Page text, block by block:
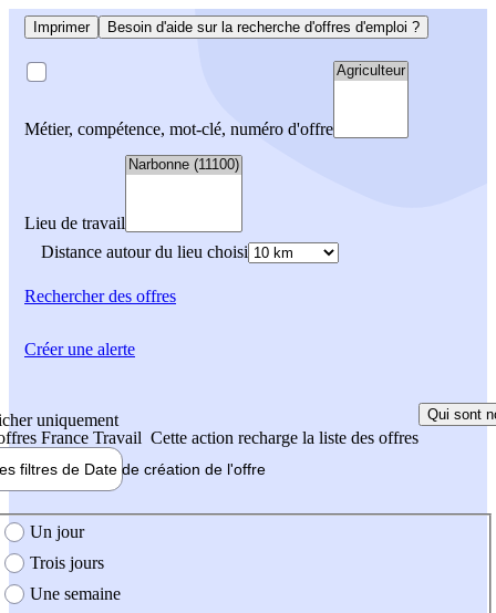
Imprimer Besoin d'aide sur la recherche d'offres d'emploi ?
Métier, compétence, mot-clé, numéro d'offre
Lieu de travail
Distance autour du lieu choisi
Rechercherdes offres
uniquement
France Travail Cette action recharge la liste des offres
Qui sont
filtres de Date de création de l'offre
création de l'offre
Un jour
Trois jours
Une semaine
Créer une alerte